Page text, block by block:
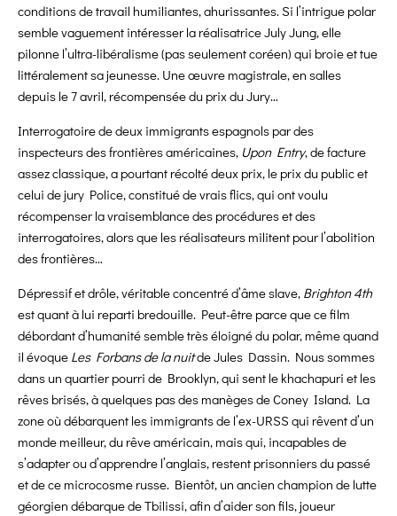
conditions de travail humiliantes, ahurissantes. Si l’intrigue polar
semble vaguement intéresser la réalisatrice July Jung, elle
pilonne l’ultra-libéralisme (pas seulement coréen) qui broie et tue
littéralement sa jeunesse. Une œuvre magistrale, en salles
depuis le 7 avril, récompensée du prix du Jury…
Interrogatoire de deux immigrants espagnols par des
inspecteurs des frontières américaines, Upon Entry, de facture
assez classique, a pourtant récolté deux prix, le prix du public et
celui de jury Police, constitué de vrais flics, qui ont voulu
récompenser la vraisemblance des procédures et des
interrogatoires, alors que les réalisateurs militent pour l’abolition
des frontières…
Dépressif et drôle, véritable concentré d’âme slave, Brighton 4th
est quant à lui reparti bredouille. Peut-être parce que ce film
débordant d’humanité semble très éloigné du polar, même quand
il évoque Les Forbans de la nuitde Jules Dassin. Nous sommes
dans un quartier pourri de Brooklyn, qui sent le khachapuri et les
rêves brisés, à quelques pas des manèges de Coney Island. La
zone où débarquent les immigrants de l’ex-URSS qui rêvent d’un
monde meilleur, du rêve américain, mais qui, incapables de
s’adapter ou d’apprendre l’anglais, restent prisonniers du passé
et de ce microcosme russe. Bientôt, un ancien champion de lutte
géorgien débarque de Tbilissi, afin d’aider son fils, joueur